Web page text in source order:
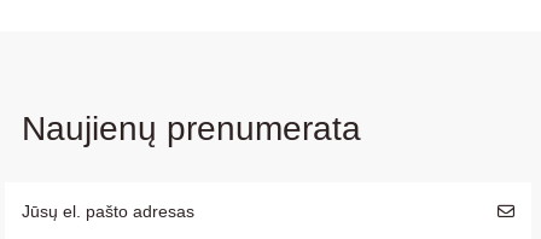
Naujienų prenumerata